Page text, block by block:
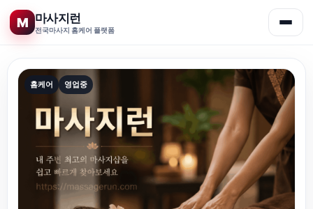
M 마사지런
전국마사지 홈케어 플랫폼
홈케어 영업중